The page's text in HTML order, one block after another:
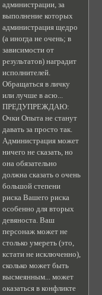
администрации, за
выполнение которых
администрация щедро
(а иногда не очень; в
зависимости от
результатов) наградит
исполнителей.
Обращаться в личку
или лучше в асю...
ПРЕДУПРЕЖДАЮ:
Очки Опыта не станут
давать за просто так.
Администрация может
ничего не сказать, но
она обязательно
должна сказать о очень
большой степени
риска Вашего риска
особенно для вторых
девяноста. Ваш
персонаж может не
столько умереть (это,
кстати не исключенно),
сколько может быть
высмеянным... может
оказаться в конфликте